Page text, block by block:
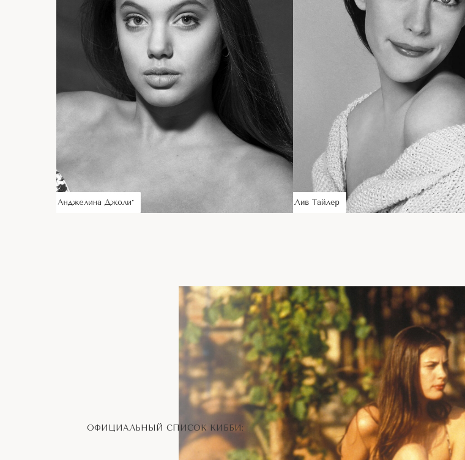
ОФИЦИАЛЬНЫЙ СПИСОК КИББИ: